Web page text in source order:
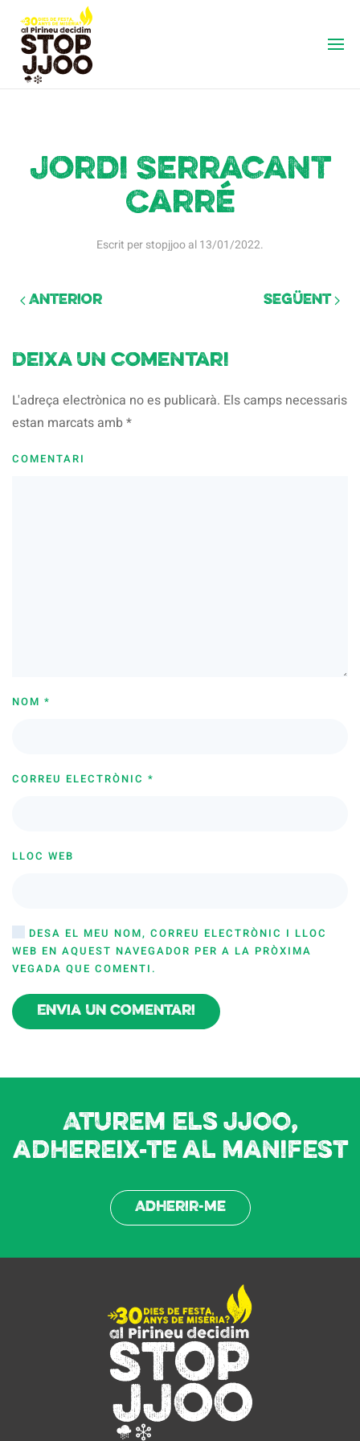
Jordi Serracant
Carré
Escrit perstopjjooal13/01/2022.
Anterior Següent
Deixa un comentari
L'adreça electrònica no es publicarà. Els camps necessaris
estan marcats amb*
COMENTARI
NOM *
CORREU ELECTRÒNIC *
LLOC WEB
DESA EL MEU NOM, CORREU ELECTRÒNIC I LLOC
WEB EN AQUEST NAVEGADOR PER A LA PRÒXIMA
VEGADA QUE COMENTI.
Envia un comentari
Aturem els JJOO,
adhereix-te al manifest
Adherir-me